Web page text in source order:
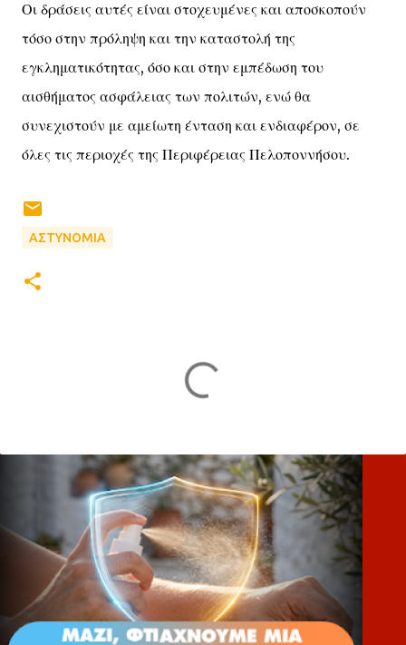
Οι δράσεις αυτές είναι στοχευμένες και αποσκοπούν
τόσο στην πρόληψη και την καταστολή της
εγκληματικότητας, όσο και στην εμπέδωση του
αισθήματος ασφάλειας των πολιτών, ενώ θα
συνεχιστούν με αμείωτη ένταση και ενδιαφέρον, σε
όλες τις περιοχές της Περιφέρειας Πελοποννήσου.
ΑΣΤΥΝΟΜΙΑ
λ